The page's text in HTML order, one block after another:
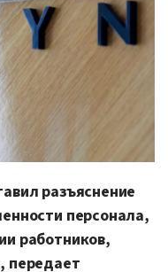
разъяснение
персонала,
работников,
передает